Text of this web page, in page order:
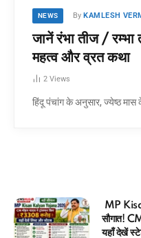
NEWS By KAMLESH
जानें रंभा तीज / रम्भा
महत्व और व्रत कथा
2 Views
हिंदू पंचांग के अनुसार, ज्येष्ठ मास
List: बड़ी
₹3308 करोड़,